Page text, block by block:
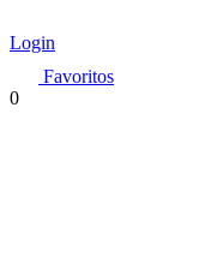
Login
Favoritos
0